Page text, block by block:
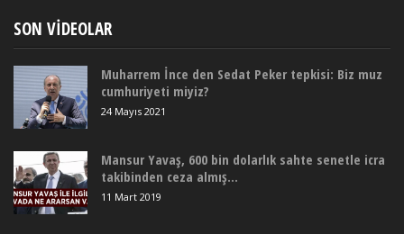
SON VIDEOLAR
Muharrem İnce den Sedat Peker tepkisi: Biz muz
cumhuriyeti miyiz?
24 Mayıs 2021
Mansur Yavaş, 600 bin dolarlık sahte senetle icra
takibinden ceza almış...
11 Mart 2019